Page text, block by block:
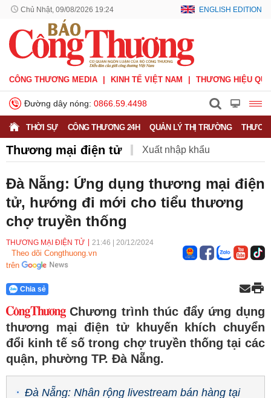
Chủ Nhật, 09/08/2026 19:24 ENGLISH EDITION
CÔNG THƯƠNG MEDIA KINH TẾ VIỆT NAM THƯƠNG HIỆU
Đường dây nóng: 0866.59.4498
THỜI SỰ CÔNG THƯƠNG 24H QUẢN LÝ THỊ TRƯỜNG
Thương mại điện tử Xuất nhập khẩu
Phòng vệ thương mại
Xuất xứ hàng hóa Xúc tiến thương mại
Thương mại điện tử
Đà Nẵng: Ứng dụng thương mại điện
tử, hướng đi mới cho tiểu thương
chợ truyền thống
THƯƠNG MẠI ĐIỆN TỬ 21:46 20/12/2024
Theo dõi Congthuong.vn
trên
Chia sẻ
Chương trình thúc đẩy ứng dụng
thương mại điện tử khuyến khích chuyển
đổi kinh tế số trong chợ truyền thống tại các
quận, phường TP. Đà Nẵng.
Đà Nẵng: Nhân rộng livestream bán hàng tại